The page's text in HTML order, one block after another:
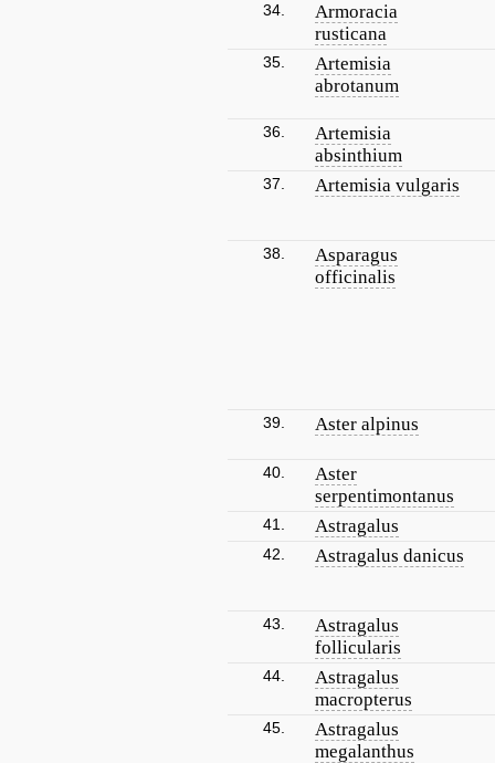
34.
Armoracia
rusticana
35.
Artemisia
abrotanum
36.
Artemisia
absinthium
37. Artemisia vulgaris
38.
Asparagus
officinalis
39. Aster alpinus
40.
Aster
serpentimontanus
41. Astragalus
42. Astragalus danicus
43.
Astragalus
follicularis
44.
Astragalus
macropterus
45.
Astragalus
megalanthus